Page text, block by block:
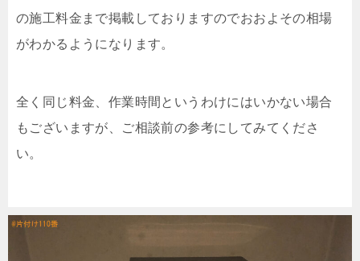
の施工料金まで掲載しておりますのでおおよその相場
がわかるようになります。
全く同じ料金、作業時間というわけにはいかない場合
もございますが、ご相談前の参考にしてみてくださ
い。